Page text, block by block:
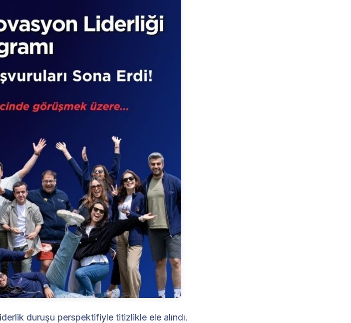
duruşu perspektifiyle titizlikle ele alındı.